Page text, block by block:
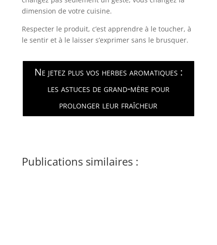
dimension de votre cuisine.
Respecter le produit, c’est apprendre à le toucher, à
le sentir et à le laisser s’exprimer sans le brusquer.
Ne jetez plus vos herbes aromatiques :
les astuces de grand-mère pour
prolonger leur fraîcheur
Publications similaires :